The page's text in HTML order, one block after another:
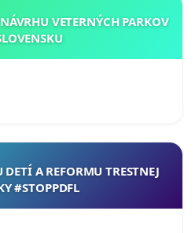
VETERNÝCH PARKOV
A REFORMU TRESTNEJ
#STOPPDFL